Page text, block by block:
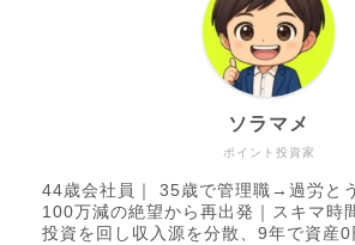
ポイント投資家
ソラマメ
44歳会社員｜ 35歳で管理職→過労と
100万減の絶望から再出発｜スキマ時
投資を回し収入源を分散、9年で資産